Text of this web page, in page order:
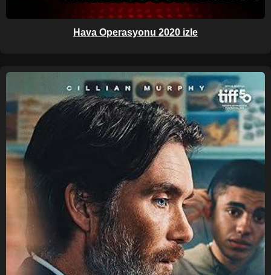
Hava Operasyonu 2020 izle